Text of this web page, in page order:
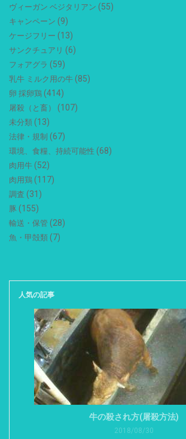
ヴィーガン ベジタリアン (55)
キャンペーン (9)
ケージフリー (13)
サンクチュアリ (6)
フォアグラ (59)
乳牛 ミルク用の牛 (85)
卵 採卵鶏 (414)
屠殺（と畜） (107)
未分類 (13)
法律・規制 (67)
環境、食糧、持続可能性 (68)
肉用牛 (52)
肉用鶏 (117)
調査 (31)
豚 (155)
輸送・保管 (28)
魚・甲殻類 (7)
人気の記事
牛の殺され方(屠殺方法)
2018/08/30